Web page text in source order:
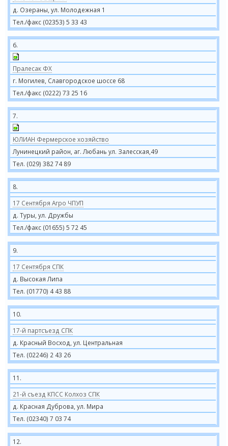
д. Озераны, ул. Молодежная 1
Тел./факс (02353) 5 33 43
6.
Пралесак ФХ
г. Могилев, Славгородское шоссе 68
Тел./факс (0222) 73 25 16
7.
ЮЛИАН Фермерское хозяйство
Лунинецкий район, аг. Любань ул. Залесская,49
Тел. (029) 382 74 89
8.
17 Сентября Агро ЧПУП
д. Туры, ул. Дружбы
Тел./факс (01655) 5 72 45
9.
17 Сентября СПК
д. Высокая Липа
Тел. (01770) 4 43 88
10.
17-й партсъезд СПК
д. Красный Восход, ул. Центральная
Тел. (02246) 2 43 26
11.
21-й съезд КПСС Колхоз СПК
д. Красная Дуброва, ул. Мира
Тел. (02340) 7 03 74
12.